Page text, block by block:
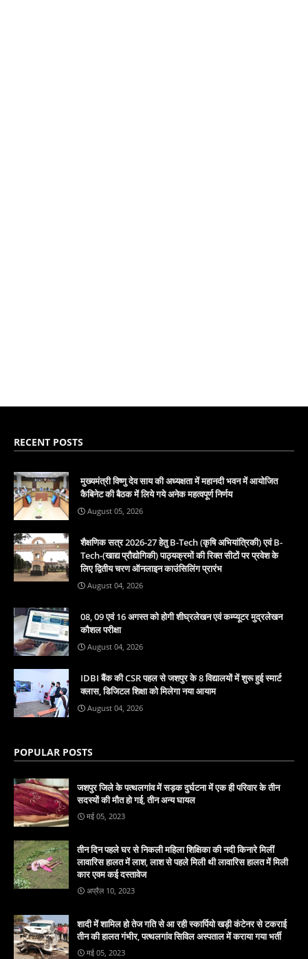
RECENT POSTS
मुख्यमंत्री विष्णु देव साय की अध्यक्षता में महानदी भवन में आयोजित
कैबिनेट की बैठक में लिये गये अनेक महत्वपूर्ण निर्णय
August 05, 2026
शैक्षणिक सत्र 2026-27 हेतु B-Tech (कृषि अभियांत्रिकी) एवं B-
Tech-(खाद्य प्रौद्योगिकी) पाठ्यक्रमों की रिक्त सीटों पर प्रवेश के
लिए द्वितीय चरण ऑनलाइन काउंसिलिंग प्रारंभ
August 04, 2026
08, 09 एवं 16 अगस्त को होगी शीघ्रलेखन एवं कम्प्यूटर मुद्रलेखन
कौशल परीक्षा
August 04, 2026
IDBI बैंक की CSR पहल से जशपुर के 8 विद्यालयों में शुरू हुई स्मार्ट
क्लास, डिजिटल शिक्षा को मिलेगा नया आयाम
August 04, 2026
POPULAR POSTS
जशपुर जिले के पत्थलगांव में सड़क दुर्घटना में एक ही परिवार के तीन
सदस्यों की मौत हो गई, तीन अन्य घायल
मई 05, 2023
तीन दिन पहले घर से निकली महिला शिक्षिका की नदी किनारे मिलीं
लावारिस हालत में लाश, लाश से पहले मिली थी लावारिस हालत में मिली
कार एवम कई दस्तावेज
अप्रैल 10, 2023
शादी में शामिल हो तेज गति से आ रही स्कार्पियो खड़ी कंटेनर से टकराई
तीन की हालत गंभीर, पत्थलगांव सिविल अस्पताल में कराया गया भर्ती
मई 05, 2023